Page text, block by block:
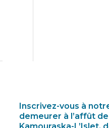
Inscrivez-vous à
demeurer à l’affût